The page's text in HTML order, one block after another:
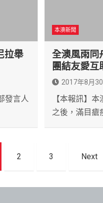
拉舉
發言人
本澳新聞
全澳風雨同
團結友愛
2017年8月30
【本報訊】
之後，滿目瘡
2 3 Next